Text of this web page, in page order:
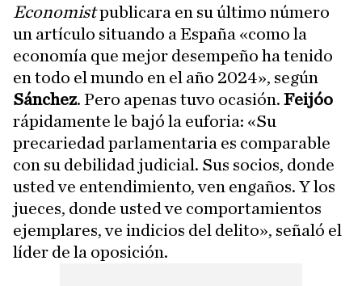
Economistpublicara en su último número
un artículo situando a España «como la
economía que mejor desempeño ha tenido
en todo el mundo en el año 2024», según
Sánchez. Pero apenas tuvo ocasión. Feijóo
rápidamente le bajó la euforia: «Su
precariedad parlamentaria es comparable
con su debilidad judicial. Sus socios, donde
usted ve entendimiento, ven engaños. Y los
jueces, donde usted ve comportamientos
ejemplares, ve indicios del delito», señaló el
líder de la oposición.